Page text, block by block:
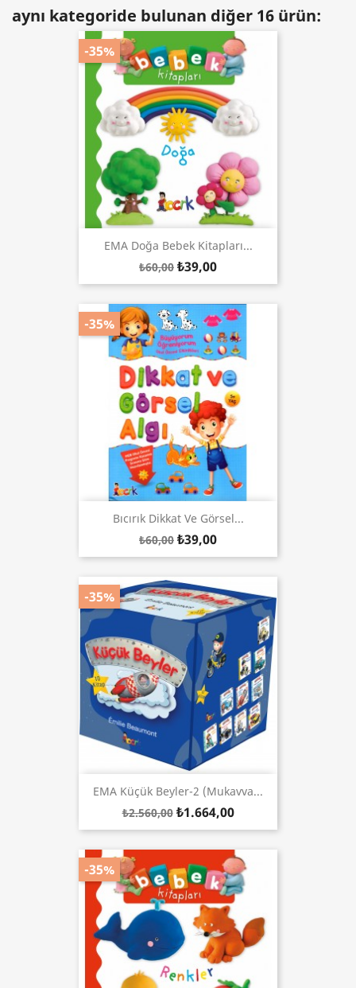
aynı kategoride bulunan diğer 16 ürün:
EMA Doğa Bebek Kitapları...
₺60,00 ₺39,00
-35%
Bıcırık Dikkat Ve Görsel...
₺60,00 ₺39,00
-35%
EMA Küçük Beyler-2 (Mukavva...
₺2.560,00 ₺1.664,00
-35%
-35%